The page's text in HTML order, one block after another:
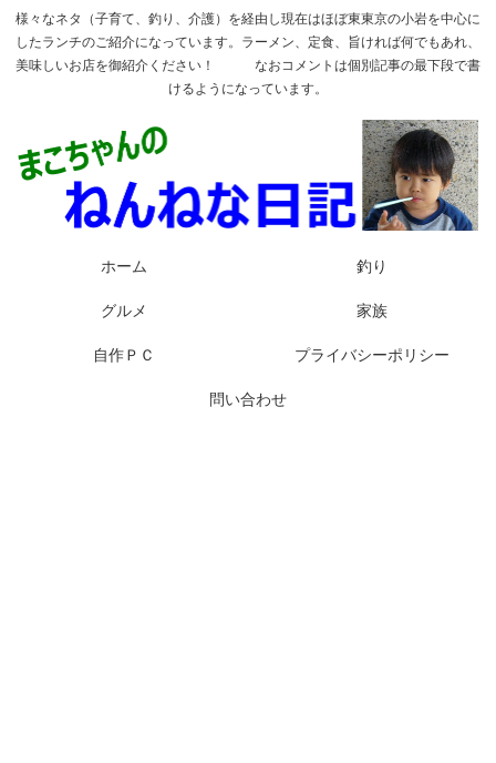
様々なネタ（子育て、釣り、介護）を経由し現在はほぼ東東京の小岩を中心に
したランチのご紹介になっています。ラーメン、定食、旨ければ何でもあれ、
美味しいお店を御紹介ください！ なおコメントは個別記事の最下段で書
けるようになっています。
ホーム 釣り
グルメ 家族
自作ＰＣ プライバシーポリシー
問い合わせ